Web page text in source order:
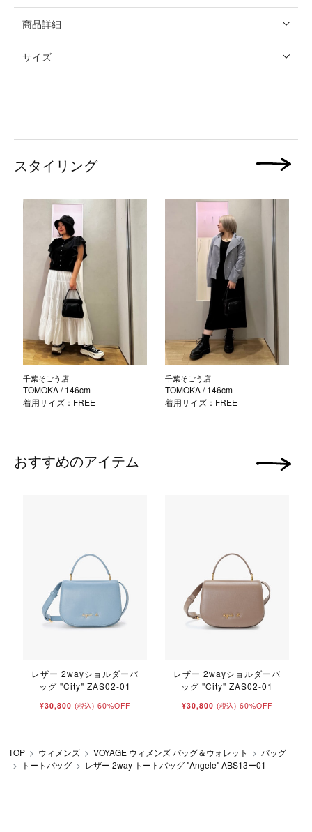
商品詳細
サイズ
スタイリング
千葉そごう店
TOMOKA/ 146cm
着用サイズ：FREE
千葉そごう店
TOMOKA/ 146cm
着用サイズ：FREE
次の画像
おすすめのアイテム
レザー 2wayショルダーバ
ッグ "City" ZAS02-01
¥30,800 (税込) 60%OFF
レザー 2wayショルダーバ
ッグ "City" ZAS02-01
¥30,800 (税込) 60%OFF
次の画像
TOP ウィメンズ VOYAGE ウィメンズ バッグ＆ウォレット
バッグ
トートバッグ
レザー 2way トートバッグ "Angele" ABS13ー01